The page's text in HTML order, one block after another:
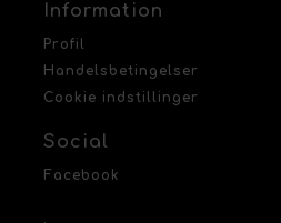
Information
Profil
Handelsbetingelser
Cookie indstillinger
Social
Facebook